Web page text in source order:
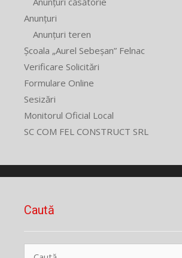
Anunțuri
Anunțuri teren
Școala „Aurel Sebeșan” Felnac
Verificare Solicitări
Formulare Online
Sesizări
Monitorul Oficial Local
SC COM FEL CONSTRUCT SRL
Caută